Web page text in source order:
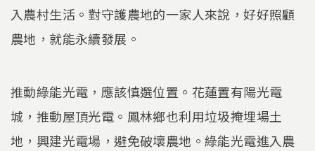
入農村生活。對守護農地的一家人來說，好好照顧
農地，就能永續發展。
推動綠能光電，應該慎選位置。花蓮置有陽光電
城，推動屋頂光電。鳳林鄉也利用垃圾掩埋場土
地，興建光電場，避免破壞農地。綠能光電進入農